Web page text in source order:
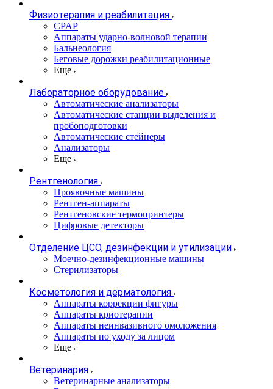
Физиотерапия и реабилитация
CPAP
Аппараты ударно-волновой терапии
Бальнеология
Беговые дорожки реабилитационные
Еще
Лабораторное оборудование
Автоматические анализаторы
Автоматические станции выделения и
пробоподготовки
Автоматические стейнеры
Анализаторы
Еще
Рентгенология
Проявочные машины
Рентген-аппараты
Рентгеновские термопринтеры
Цифровые детекторы
Отделение ЦСО, дезинфекции и утилизации
Моечно-дезинфекционные машины
Стерилизаторы
Косметология и дерматология
Аппараты коррекции фигуры
Аппараты криотерапии
Аппараты неинвазивного омоложения
Аппараты по уходу за лицом
Еще
Ветеринария
Ветеринарные анализаторы